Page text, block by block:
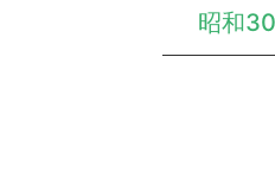
昭和